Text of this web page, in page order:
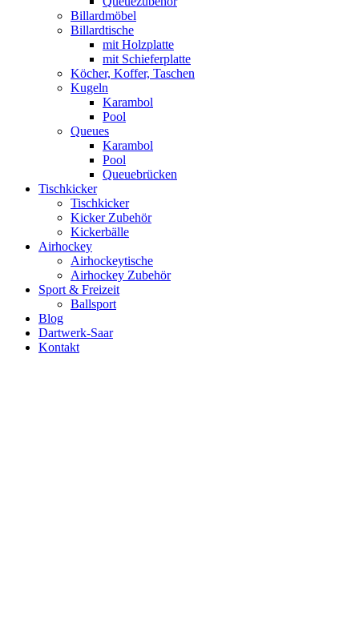
Billardmöbel
Billardtische
mit Holzplatte
mit Schieferplatte
Köcher, Koffer, Taschen
Kugeln
Karambol
Pool
Queues
Karambol
Pool
Queuebrücken
Tischkicker
Tischkicker
Kicker Zubehör
Kickerbälle
Airhockey
Airhockeytische
Airhockey Zubehör
Sport & Freizeit
Ballsport
Blog
Dartwerk-Saar
Kontakt